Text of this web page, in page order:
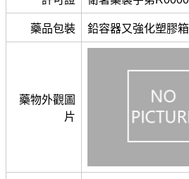
藥品包裝 鉛容器又強化塑膠
藥物外觀圖
片